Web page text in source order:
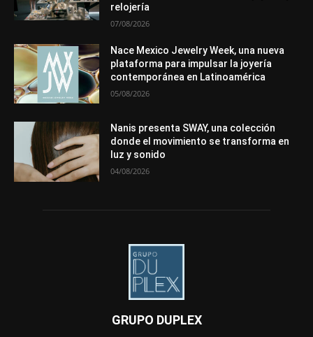
relojería
07/08/2026
Nace Mexico Jewelry Week, una nueva
plataforma para impulsar la joyería
contemporánea en Latinoamérica
05/08/2026
Nanis presenta SWAY, una colección
donde el movimiento se transforma en
luz y sonido
04/08/2026
GRUPO DUPLEX